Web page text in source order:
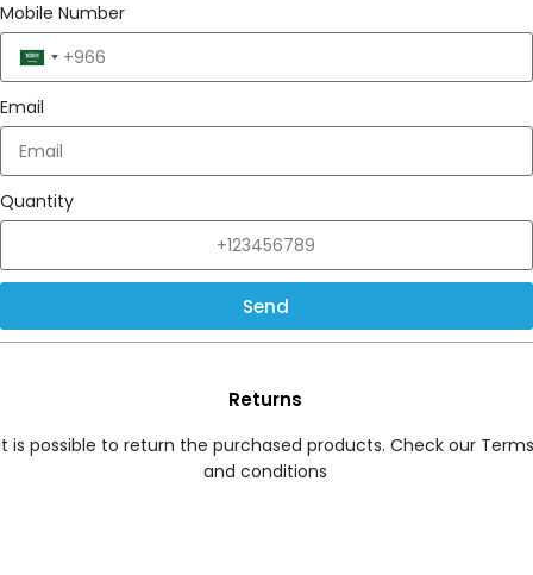
Mobile Number
Saudi
Arabia
+966
Email
Quantity
Send
Returns
is possible to return the purchased products. Check our Terms
and conditions